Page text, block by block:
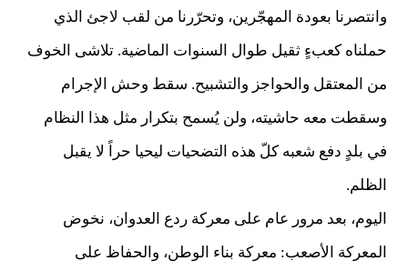
وانتصرنا بعودة المهجّرين، وتحرّرنا من لقب لاجئ الذي
حملناه كعبءٍ ثقيل طوال السنوات الماضية. تلاشى الخوف
من المعتقل والحواجز والتشبيح. سقط وحش الإجرام
وسقطت معه حاشيته، ولن يُسمح بتكرار مثل هذا النظام
في بلدٍ دفع شعبه كلّ هذه التضحيات ليحيا حراً لا يقبل
الظلم.
اليوم، بعد مرور عام على معركة ردع العدوان، نخوض
المعركة الأصعب: معركة بناء الوطن، والحفاظ على